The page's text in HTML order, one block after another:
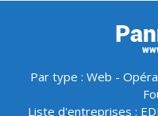
Par type : Web -
Liste d'entreprises :